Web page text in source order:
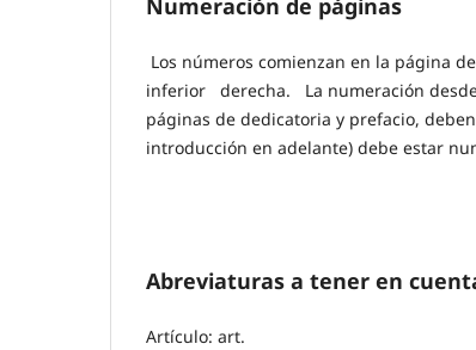
Numeración de páginas
Los números comienzan en la página
inferior derecha. La numeración
páginas de dedicatoria y prefacio,
introducción en adelante) debe estar
Abreviaturas a tener en
Artículo: art.